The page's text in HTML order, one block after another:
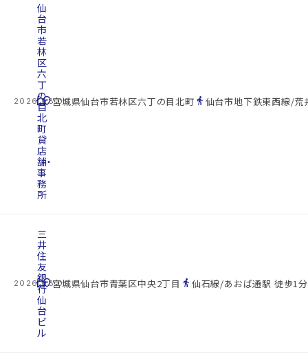
2026.08.09
cottage
仙
台
市
若
林
区
六
丁
の
目
北
町
貸
店
舗・
事
務
所
location_on宮城県仙台市若林区六丁の目北町 directions_walk 仙台市地下鉄東西線/荒
2026.08.09
cottage
三
井
住
友
銀
行
仙
台
ビ
ル
location_on宮城県仙台市青葉区中央2丁目 directions_walk 仙石線/あおば通駅 徒歩1分